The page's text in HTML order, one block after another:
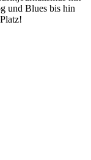
und Blues bis hin